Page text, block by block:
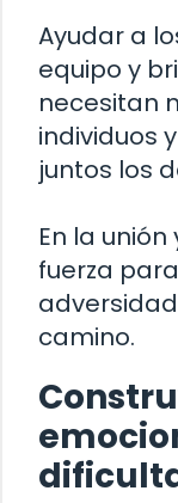
Ayudar a
equipo y
necesitan
individuos
juntos los
En la
fuerza
camino.